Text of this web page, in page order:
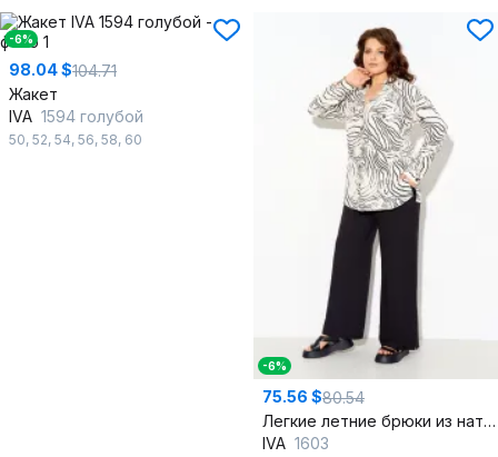
-6%
98.04 $104.71
Жакет
IVA 1594 голубой
50, 52, 54, 56, 58, 60
-6%
75.56 $80.54
Легкие летние брюки из натуральной ткани с карманами
IVA 1603